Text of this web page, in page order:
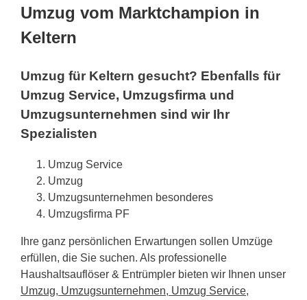
Umzug vom Marktchampion in
Keltern
Umzug für Keltern gesucht? Ebenfalls für
Umzug Service, Umzugsfirma und
Umzugsunternehmen sind wir Ihr
Spezialisten
Umzug Service
Umzug
Umzugsunternehmen besonderes
Umzugsfirma PF
Ihre ganz persönlichen Erwartungen sollen Umzüge
erfüllen, die Sie suchen. Als professionelle
Haushaltsauflöser & Entrümpler bieten wir Ihnen unser
Umzug, Umzugsunternehmen, Umzug Service,